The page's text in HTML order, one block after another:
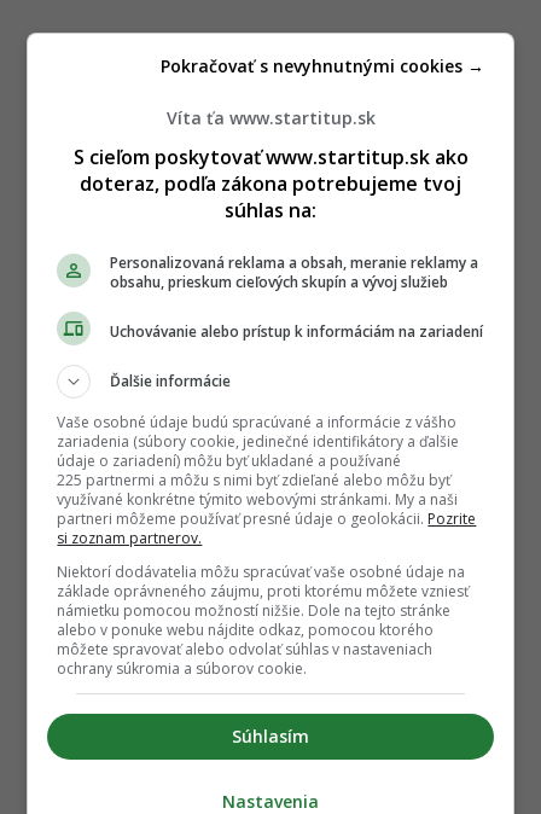
Víta ťa www.startitup.sk
S cieľom poskytovať www.startitup.sk ako
doteraz, podľa zákona potrebujeme tvoj
súhlas na:
Personalizovaná reklama a obsah, meranie reklamy a
obsahu, prieskum cieľových skupín a vývoj služieb
Uchovávanie alebo prístup k informáciám na zariadení
Ďalšie informácie
Vaše osobné údaje budú spracúvané a informácie z vášho
zariadenia (súbory cookie, jedinečné identifikátory a ďalšie
údaje o zariadení) môžu byť ukladané a používané
225 partnermi a môžu s nimi byť zdieľané alebo môžu byť
využívané konkrétne týmito webovými stránkami. My a naši
partneri môžeme používať presné údaje o geolokácii. Pozrite
si zoznam partnerov.
Niektorí dodávatelia môžu spracúvať vaše osobné údaje na
základe oprávneného záujmu, proti ktorému môžete vzniesť
námietku pomocou možností nižšie. Dole na tejto stránke
alebo v ponuke webu nájdite odkaz, pomocou ktorého
môžete spravovať alebo odvolať súhlas v nastaveniach
ochrany súkromia a súborov cookie.
Súhlasím
Pokračovať s nevyhnutnými cookies →
Nastavenia